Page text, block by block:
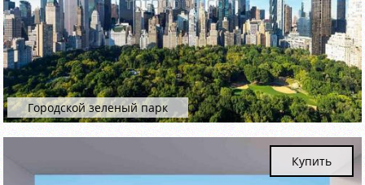
Городской зеленый парк
Купить